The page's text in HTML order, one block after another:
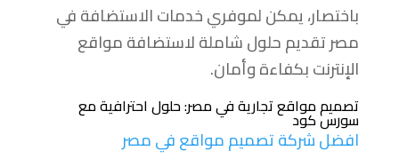
باختصار، يمكن لموفري خدمات الاستضافة في
مصر تقديم حلول شاملة لاستضافة مواقع
الإنترنت بكفاءة وأمان.
تصميم مواقع تجارية في مصر: حلول احترافية مع
سورس كود
افضل شركة تصميم مواقع في مصر